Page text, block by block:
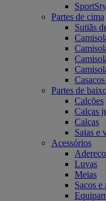
Partes de cima
Sutiãs
Partes de
Calções
Calças
Calças
Saias e
Acessórios
Luvas
Meias
Sacos e